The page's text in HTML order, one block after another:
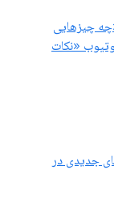
چیزهایی
«نکات
جدیدی در